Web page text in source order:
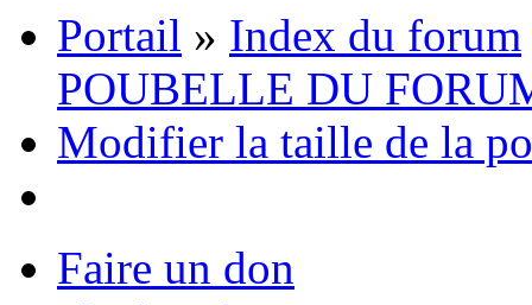
Portail » Index du forum
POUBELLE DU
Modifier la taille de la
Faire un don